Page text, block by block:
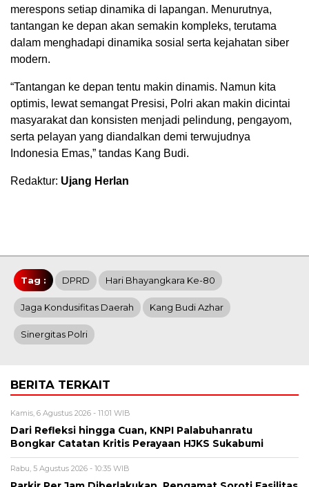
merespons setiap dinamika di lapangan. Menurutnya,
tantangan ke depan akan semakin kompleks, terutama
dalam menghadapi dinamika sosial serta kejahatan siber
modern.
“Tantangan ke depan tentu makin dinamis. Namun kita
optimis, lewat semangat Presisi, Polri akan makin dicintai
masyarakat dan konsisten menjadi pelindung, pengayom,
serta pelayan yang diandalkan demi terwujudnya
Indonesia Emas,” tandas Kang Budi.
Redaktur: Ujang Herlan
Tag : DPRD Hari Bhayangkara Ke-80
Jaga Kondusifitas Daerah Kang Budi Azhar
Sinergitas Polri
BERITA TERKAIT
Kamis, 6 Agustus 2026 - 11:01 WIB
Dari Refleksi hingga Cuan, KNPI Palabuhanratu
Bongkar Catatan Kritis Perayaan HJKS Sukabumi
Rabu, 5 Agustus 2026 - 10:35 WIB